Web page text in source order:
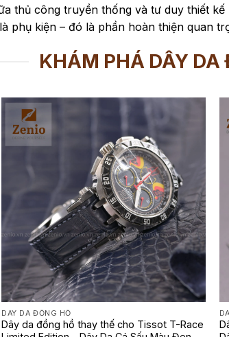
thủ công truyền thống và tư duy thiết kế
phụ kiện – đó là phần hoàn thiện quan
KHÁM PHÁ DÂY DA
DÂY DA ĐỒNG HỒ
Dây da đồng hồ thay thế cho Tissot T-Race